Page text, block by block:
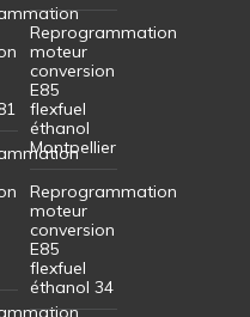
Reprogrammation
moteur
conversion
E85
flexfuel
éthanol
Montpellier
Reprogrammation
moteur
conversion
E85
flexfuel
éthanol 34